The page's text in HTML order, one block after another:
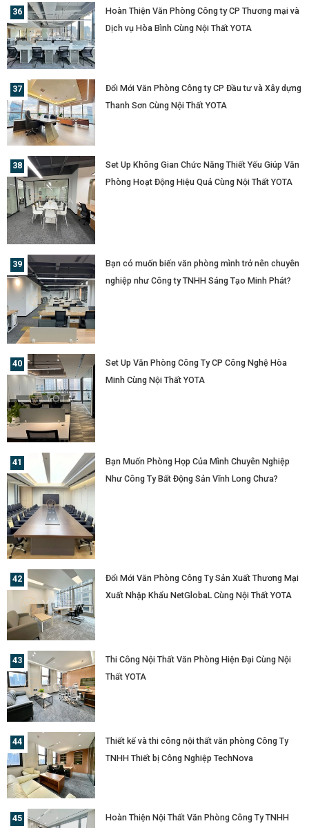
Hoàn Thiện Văn Phòng Công ty CP Thương mại và
Dịch vụ Hòa Bình Cùng Nội Thất YOTA
Đổi Mới Văn Phòng Công ty CP Đầu tư và Xây dựng
Thanh Sơn Cùng Nội Thất YOTA
Set Up Không Gian Chức Năng Thiết Yếu Giúp Văn
Phòng Hoạt Động Hiệu Quả Cùng Nội Thất YOTA
Bạn có muốn biến văn phòng mình trở nên chuyên
nghiệp như Công ty TNHH Sáng Tạo Minh Phát?
Set Up Văn Phòng Công Ty CP Công Nghệ Hòa
Minh Cùng Nội Thất YOTA
Bạn Muốn Phòng Họp Của Mình Chuyên Nghiệp
Như Công Ty Bất Động Sản Vĩnh Long Chưa?
Đổi Mới Văn Phòng Công Ty Sản Xuất Thương Mại
Xuất Nhập Khẩu NetGlobaL Cùng Nội Thất YOTA
Thi Công Nội Thất Văn Phòng Hiện Đại Cùng Nội
Thất YOTA
Thiết kế và thi công nội thất văn phòng Công Ty
TNHH Thiết bị Công Nghiệp TechNova
Hoàn Thiện Nội Thất Văn Phòng Công Ty TNHH